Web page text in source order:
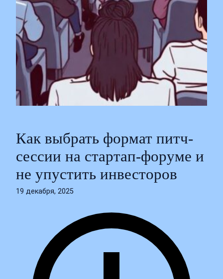
Как выбрать формат питч-
сессии на стартап-форуме и
не упустить инвесторов
19 декабря, 2025